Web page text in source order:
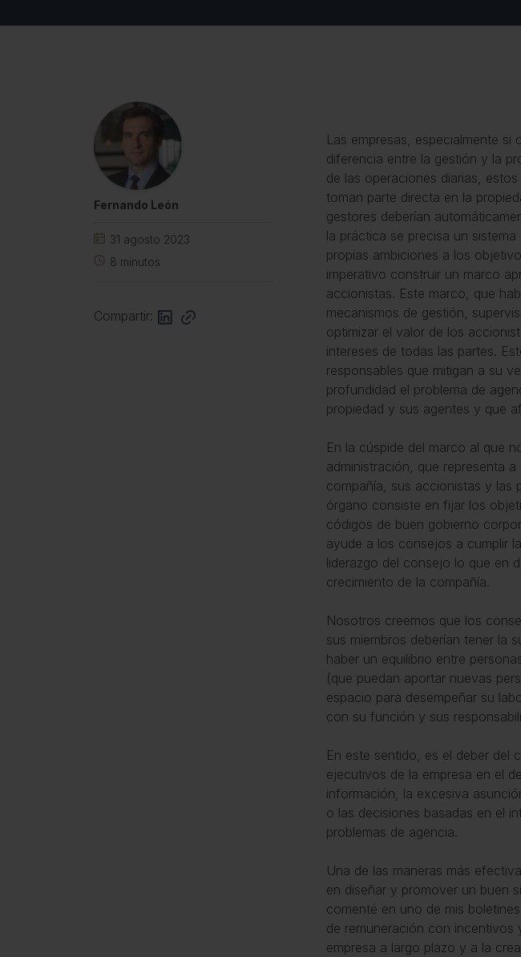
Fernando León
31 agosto 2023
8 minutos
Compartir:
Las empresas, especialmente
diferencia entre la gestión y la
de las operaciones diarias,
toman parte directa en la
gestores deberían
la práctica se precisa un
propias ambiciones a los
imperativo construir un marco
accionistas. Este marco, que
mecanismos de gestión,
optimizar el valor de los
intereses de todas las partes.
responsables que mitigan a su
profundidad el problema de
propiedad y sus agentes y que
En la cúspide del marco al que
administración, que representa
compañía, sus accionistas y las
órgano consiste en fijar los
códigos de buen gobierno
ayude a los consejos a cumplir
liderazgo del consejo lo que en
crecimiento de la compañía.
Nosotros creemos que los
sus miembros deberían tener la
haber un equilibrio entre
(que puedan aportar nuevas
espacio para desempeñar su
con su función y sus
En este sentido, es el deber del
ejecutivos de la empresa en el
información, la excesiva
o las decisiones basadas en el
problemas de agencia.
Una de las maneras más
en diseñar y promover un buen
comenté en uno de mis
de remuneración con incentivos
empresa a largo plazo y a la